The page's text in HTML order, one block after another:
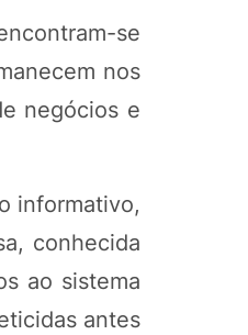
se
nos
negócios e
informativo,
conhecida
ao sistema
antes